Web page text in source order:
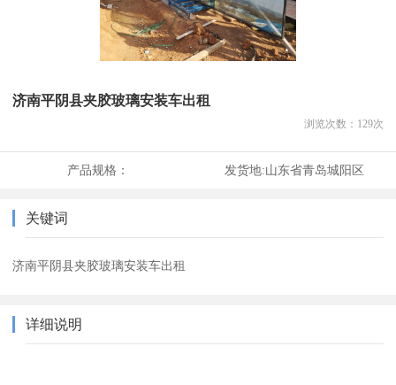
济南平阴县夹胶玻璃安装车出租
浏览次数： 129次
产品规格： 发货地:山东省青岛城阳区
关键词
济南平阴县夹胶玻璃安装车出租
详细说明